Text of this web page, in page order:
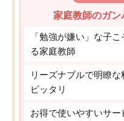
家庭教師のガン
「勉強が嫌い」な子
る家庭教師
リーズナブルで明瞭
ピッタリ
お得で使いやすいサ